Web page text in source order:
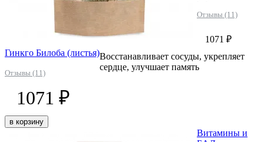
Гинкго Билоба (листья)
Отзывы (11)
Отзывы (11)
1071 ₽
Восстанавливает сосуды, укрепляет
сердце, улучшает память
1071 ₽
в корзину
Витамины и